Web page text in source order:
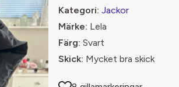
Kategori: Jackor
Märke: Lela
Färg: Svart
Skick: Mycket bra skick